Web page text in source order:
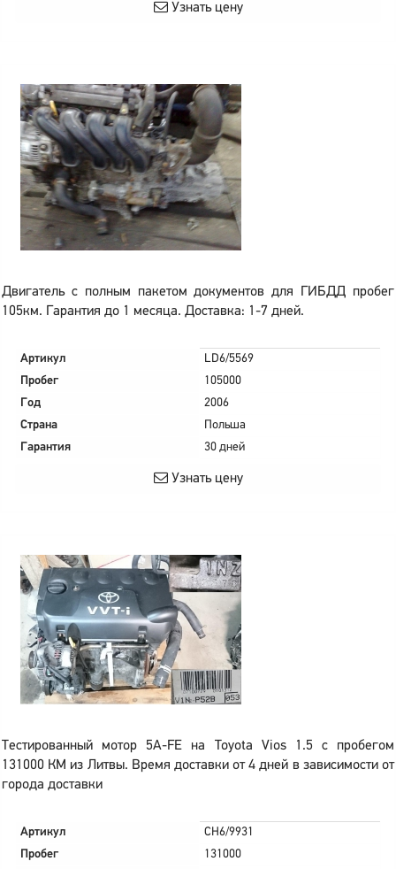
Узнать цену
Двигатель с полным пакетом документов для ГИБДД пробег
105км. Гарантия до 1 месяца. Доставка: 1-7 дней.
Артикул
LD6/5569
Пробег
105000
Год
2006
Страна
Польша
Гарантия
30 дней
Узнать цену
Тестированный мотор 5A-FE на Toyota Vios 1.5 с пробегом
131000 КМ из Литвы. Время доставки от 4 дней в зависимости от
города доставки
Артикул
CH6/9931
Пробег
131000